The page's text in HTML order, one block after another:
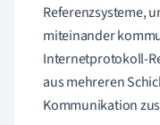
Referenzsysteme,
miteinander
Internetprotokoll-
aus mehreren
Kommunikation